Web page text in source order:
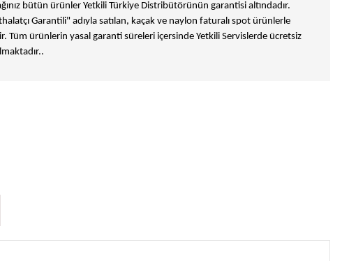
bütün ürünler Yetkili Türkiye Distribütörünün garantisi altındadır.
Garantili" adıyla satılan, kaçak ve naylon faturalı spot ürünlerle
Tüm ürünlerin yasal garanti süreleri içersinde Yetkili Servislerde ücretsiz